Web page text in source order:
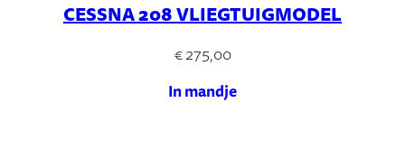
CESSNA 208 VLIEGTUIGMODEL
€275,00
In mandje